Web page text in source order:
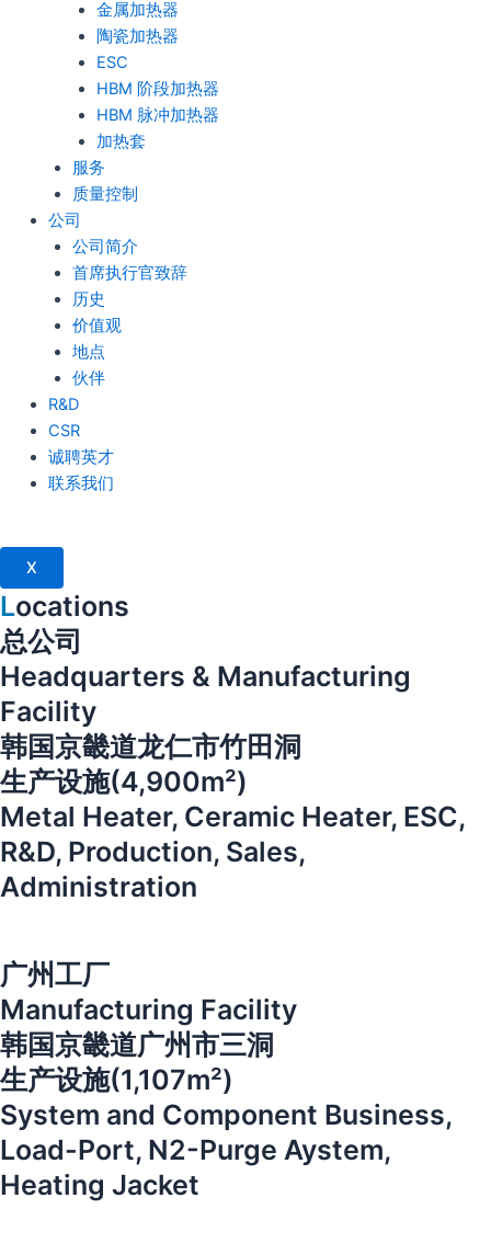
金属加热器
陶瓷加热器
ESC
HBM 阶段加热器
HBM 脉冲加热器
加热套
服务
质量控制
公司
公司简介
首席执行官致辞
历史
价值观
地点
伙伴
R&D
CSR
诚聘英才
联系我们
X
Locations
总公司
Headquarters & Manufacturing
Facility
韩国京畿道龙仁市竹田洞
生产设施(4,900m²)
Metal Heater, Ceramic Heater, ESC,
R&D, Production, Sales,
Administration
广州工厂
Manufacturing Facility
韩国京畿道广州市三洞
生产设施(1,107m²)
System and Component Business,
Load-Port, N2-Purge Aystem,
Heating Jacket